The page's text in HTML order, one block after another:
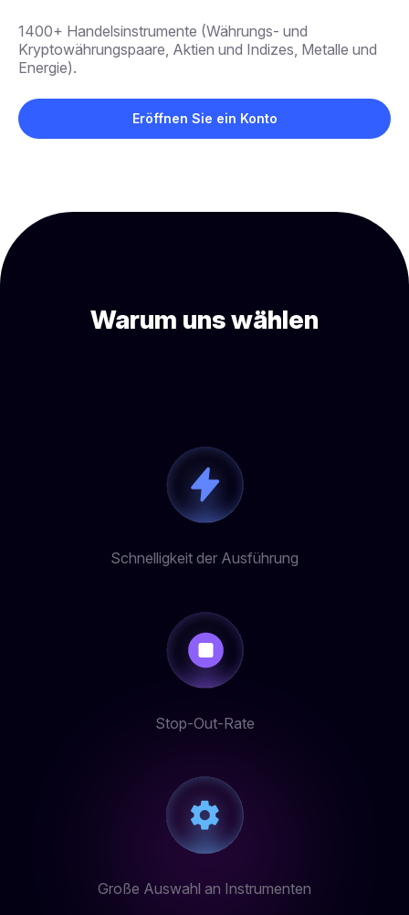
1400+ Handelsinstrumente (Währungs- und
Kryptowährungspaare, Aktien und Indizes, Metalle und
Energie).
Eröffnen Sie ein Konto
Warum uns wählen
Schnelligkeit der Ausführung
Stop-Out-Rate
Große Auswahl an Instrumenten